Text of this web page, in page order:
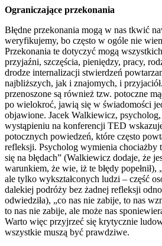
Ograniczające przekonania
Błędne przekonania mogą w nas tkwić
weryfikujemy, bo często w ogóle nie
Przekonania te dotyczyć mogą
przyjaźni, szczęścia, pieniędzy, pracy,
drodze internalizacji stwierdzeń
najbliższych, jak i znajomych, i
przenoszone są również tzw. potoczne
po wielokroć, jawią się w świadomości
objawione. Jacek Walkiewicz,
wystąpieniu na konferencji TED
potocznych powiedzeń, które często
refleksji. Psycholog wymienia chociażby
się na błędach” (Walkiewicz dodaje, że
warunkiem, że wie, iż te błędy popełnił),
ale tylko wykształconych ludzi – część
dalekiej podróży bez żadnej refleksji
odwiedziła), „co nas nie zabije, to nas
to nas nie zabije, ale może nas
Warto więc przyjrzeć się krytycznie
wszystkie muszą być prawdziwe.